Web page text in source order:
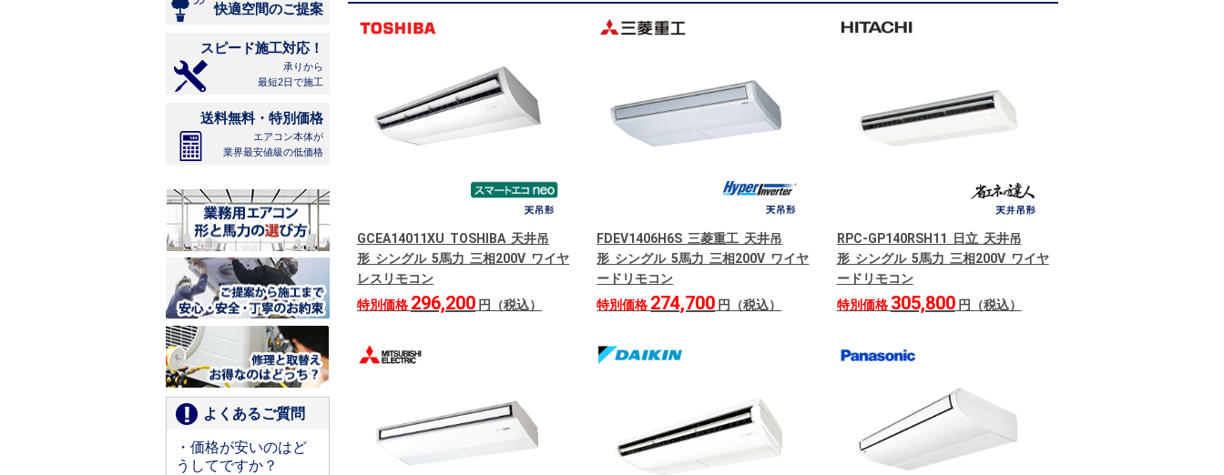
快適空間のご提案
スピード施工対応！
承りから
最短2日で施工
送料無料・特別価格
エアコン本体が
業界最安値級の低価格
よくあるご質問
・価格が安いのはど
うしてですか？
GCEA14011XU TOSHIBA 天井吊
形 シングル 5馬力 三相200V ワイヤ
レスリモコン
特別価格 296,200 円（税込）
FDEV1406H6S 三菱重工 天井吊
形 シングル 5馬力 三相200V ワイヤ
ードリモコン
特別価格 274,700 円（税込）
RPC-GP140RSH11 日立 天井吊
形 シングル 5馬力 三相200V ワイヤ
ードリモコン
特別価格 305,800円（税込）